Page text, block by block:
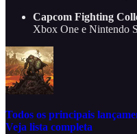
Capcom Fighting
Xbox One e Nintendo
Todos os principais
Veja lista completa